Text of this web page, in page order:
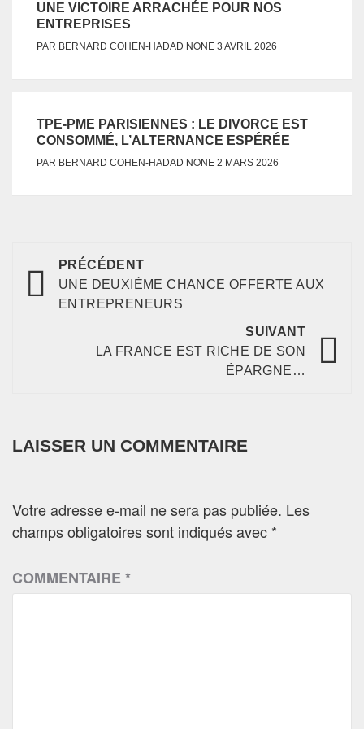
UNE VICTOIRE ARRACHÉE POUR NOS
ENTREPRISES
PAR BERNARD COHEN-HADAD NONE 3 AVRIL 2026
TPE-PME PARISIENNES : LE DIVORCE EST
CONSOMMÉ, L’ALTERNANCE ESPÉRÉE
PAR BERNARD COHEN-HADAD NONE 2 MARS 2026
PRÉCÉDENT
UNE DEUXIÈME CHANCE OFFERTE AUX
ENTREPRENEURS
SUIVANT
LA FRANCE EST RICHE DE SON
ÉPARGNE…
LAISSER UN COMMENTAIRE
Votre adresse e-mail ne sera pas publiée. Les
champs obligatoires sont indiqués avec *
COMMENTAIRE*